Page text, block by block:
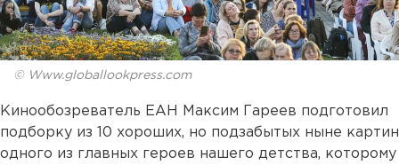
© Www.globallookpress.com
Кинообозреватель ЕАН Максим Гареев подготовил
подборку из 10 хороших, но подзабытых ныне картин
одного из главных героев нашего детства, которому